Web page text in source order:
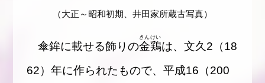
（大正～昭和初期、井田家所蔵古写真）
傘鉾に載せる飾りの金鶏
きんけい
は、文久2（18
62）年に作られたもので、平成16（200